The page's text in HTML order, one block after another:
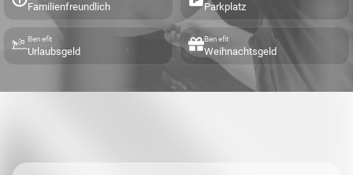
Familienfreundlich Parkplatz
Benefit
Urlaubsgeld
Benefit
Weihnachtsgeld